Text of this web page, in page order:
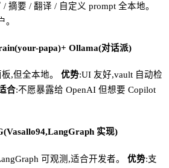
摘要 / 翻译 / 自定义 prompt 全本地。
。
papa)+ Ollama(对话派)
,但全本地。 优势:UI 友好,vault 自动检
合:不愿暴露给 OpenAI 但想要 Copilot
实现)
可观测,适合开发者。 优势:支